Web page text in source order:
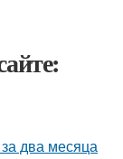
два месяца